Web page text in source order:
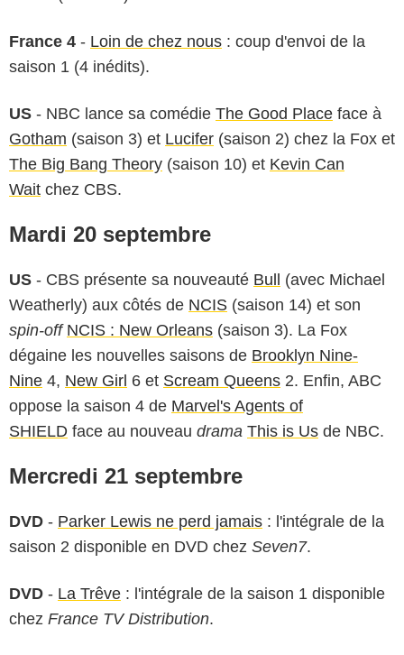
France 4 - Loin de chez nous : coup d'envoi de la
saison 1 (4 inédits).
US - NBC lance sa comédie The Good Place face à
Gotham (saison 3) et Lucifer (saison 2) chez la Fox et
The Big Bang Theory (saison 10) et Kevin Can
Wait chez CBS.
Mardi 20 septembre
US - CBS présente sa nouveauté Bull (avec Michael
Weatherly) aux côtés de NCIS (saison 14) et son
spin-off NCIS : New Orleans (saison 3). La Fox
dégaine les nouvelles saisons de Brooklyn Nine-
Nine 4, New Girl 6 et Scream Queens 2. Enfin, ABC
oppose la saison 4 de Marvel's Agents of
SHIELD face au nouveau drama This is Us de NBC.
Mercredi 21 septembre
DVD - Parker Lewis ne perd jamais : l'intégrale de la
saison 2 disponible en DVD chez Seven7.
DVD - La Trêve : l'intégrale de la saison 1 disponible
chez France TV Distribution.